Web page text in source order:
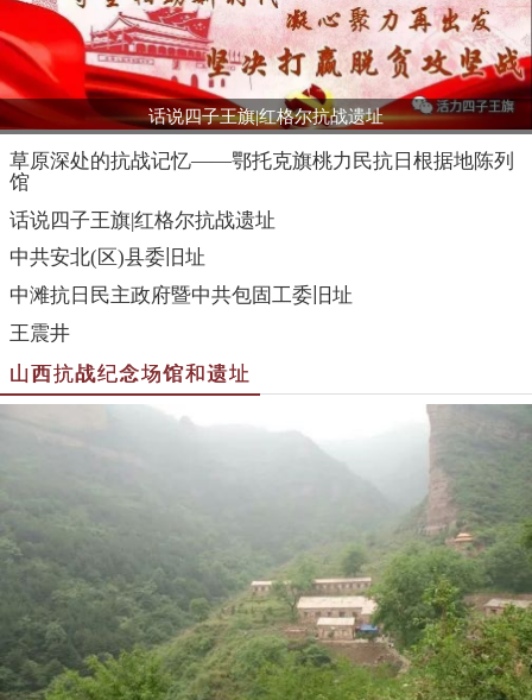
话说四子王旗|红格尔抗战遗址
草原深处的抗战记忆——鄂托克旗桃力民抗日根据地陈列
馆
话说四子王旗|红格尔抗战遗址
中共安北(区)县委旧址
中滩抗日民主政府暨中共包固工委旧址
王震井
山西抗战纪念场馆和遗址